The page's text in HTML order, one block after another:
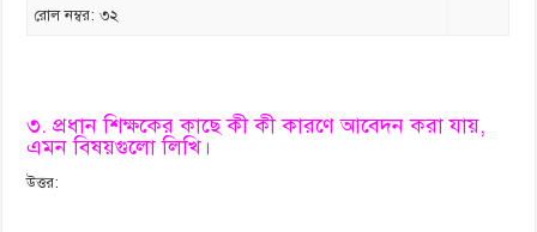
রোল নম্বর: ৩২
৩. প্রধান শিক্ষকের কাছে কী কী কারণে আবেদন করা যায়,
এমন বিষয়গুলো লিখি।
উত্তর: